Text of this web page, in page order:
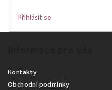
Přihlásit se
Kontakty
Obchodní podmínky